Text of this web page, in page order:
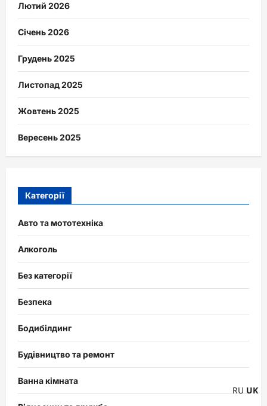
Лютий 2026
Січень 2026
Грудень 2025
Листопад 2025
Жовтень 2025
Вересень 2025
Категорії
Авто та мототехніка
Алкоголь
Без категорії
Безпека
Бодибілдинг
Будівництво та ремонт
Ванна кімната
RU UK